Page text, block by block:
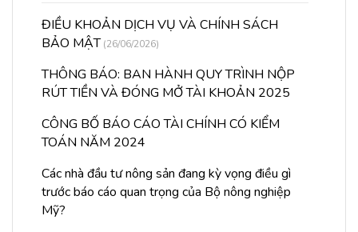
ĐIỀU KHOẢN DỊCH VỤ VÀ CHÍNH SÁCH
BẢO MẬT (26/06/2026)
THÔNG BÁO: BAN HÀNH QUY TRÌNH NỘP
RÚT TIỀN VÀ ĐÓNG MỞ TÀI KHOẢN 2025
CÔNG BỐ BÁO CÁO TÀI CHÍNH CÓ KIỂM
TOÁN NĂM 2024
Các nhà đầu tư nông sản đang kỳ vọng điều gì
trước báo cáo quan trọng của Bộ nông nghiệp
Mỹ?